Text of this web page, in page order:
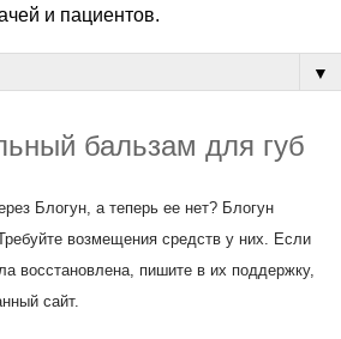
и пациентов.
▼
бальзам для губ
Блогун, а теперь ее нет? Блогун
возмещения средств у них. Если
восстановлена, пишите в их поддержку,
сайт.